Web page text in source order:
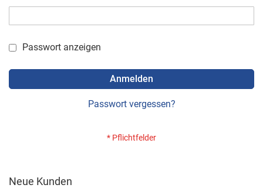
Passwort anzeigen
Anmelden
Passwort vergessen?
Neue Kunden